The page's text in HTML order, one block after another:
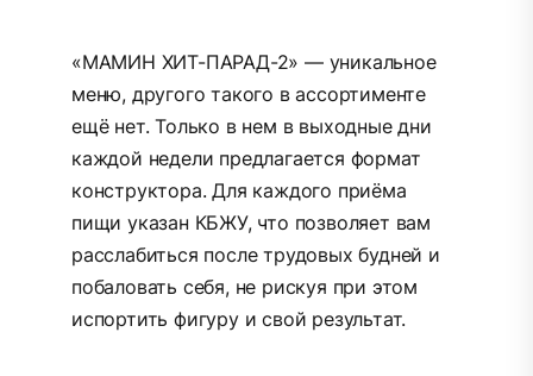
«МАМИН ХИТ-ПАРАД-2» — уникальное
меню, другого такого в ассортименте
ещё нет. Только в нем в выходные дни
каждой недели предлагается формат
конструктора. Для каждого приёма
пищи указан КБЖУ, что позволяет вам
расслабиться после трудовых будней и
побаловать себя, не рискуя при этом
испортить фигуру и свой результат.